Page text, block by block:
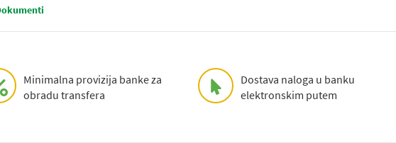
Minimalna provizija banke za
obradu transfera
Dostava naloga u banku
elektronskim putem